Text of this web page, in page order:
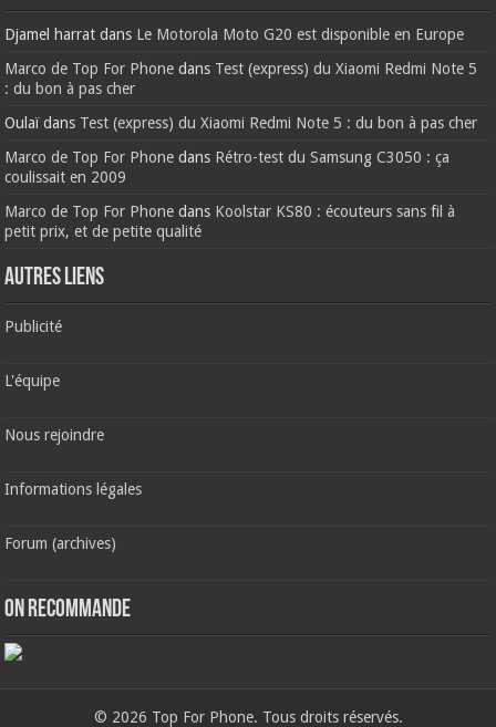
Djamel harrat dans Le Motorola Moto G20 est disponible en Europe
Marco de Top For Phone dans Test (express) du Xiaomi Redmi Note 5
: du bon à pas cher
Oulaïdans Test (express) du Xiaomi Redmi Note 5 : du bon à pas cher
Marco de Top For Phone dans Rétro-test du Samsung C3050 : ça
coulissait en 2009
Marco de Top For Phone dans Koolstar KS80 : écouteurs sans fil à
petit prix, et de petite qualité
AUTRES LIENS
Publicité
L'équipe
Nous rejoindre
Informations légales
Forum (archives)
ON RECOMMANDE
© 2026 Top For Phone. Tous droits réservés.